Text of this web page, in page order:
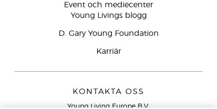
Event och mediecenter
Young Livings blogg
D. Gary Young Foundation
Karriär
KONTAKTA OSS
Young Living Europe B.V.